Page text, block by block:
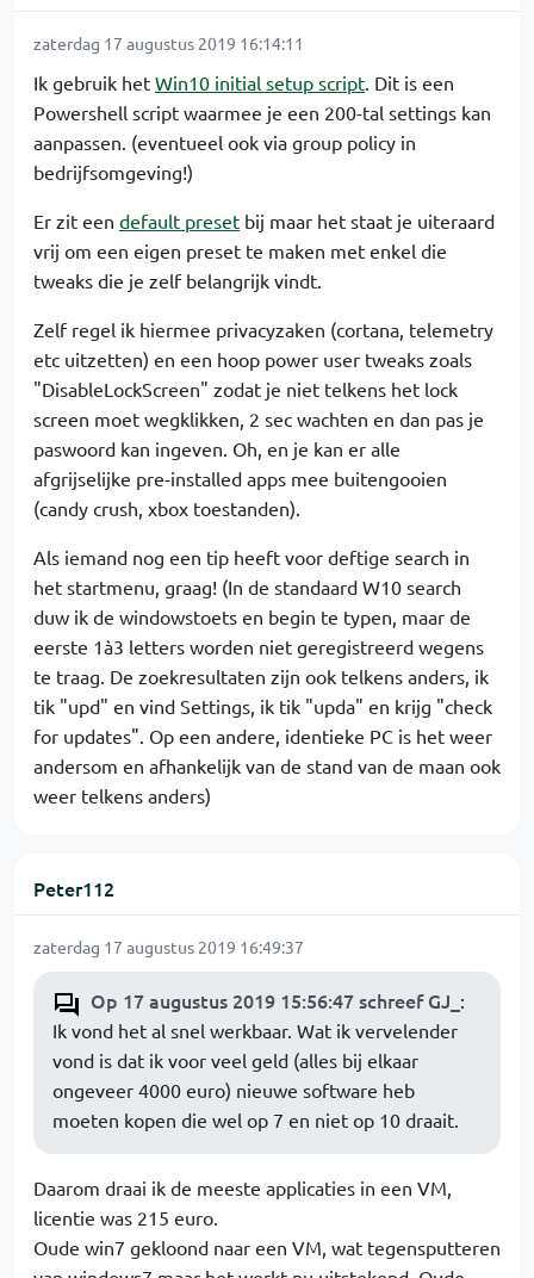
zaterdag 17 augustus 2019 16:14:11
Ik gebruik het Win10 initial setup script. Dit is een
Powershell script waarmee je een 200-tal settings kan
aanpassen. (eventueel ook via group policy in
bedrijfsomgeving!)
Er zit een default preset bij maar het staat je uiteraard
vrij om een eigen preset te maken met enkel die
tweaks die je zelf belangrijk vindt.
Zelf regel ik hiermee privacyzaken (cortana, telemetry
etc uitzetten) en een hoop power user tweaks zoals
"DisableLockScreen" zodat je niet telkens het lock
screen moet wegklikken, 2 sec wachten en dan pas je
paswoord kan ingeven. Oh, en je kan er alle
afgrijselijke pre-installed apps mee buitengooien
(candy crush, xbox toestanden).
Als iemand nog een tip heeft voor deftige search in
het startmenu, graag! (In de standaard W10 search
duw ik de windowstoets en begin te typen, maar de
eerste 1à3 letters worden niet geregistreerd wegens
te traag. De zoekresultaten zijn ook telkens anders, ik
tik "upd" en vind Settings, ik tik "upda" en krijg "check
for updates". Op een andere, identieke PC is het weer
andersom en afhankelijk van de stand van de maan ook
weer telkens anders)
Peter112
zaterdag 17 augustus 2019 16:49:37
Op 17 augustus 2019 15:56:47 schreef GJ_ :
Ik vond het al snel werkbaar. Wat ik vervelender
vond is dat ik voor veel geld (alles bij elkaar
ongeveer 4000 euro) nieuwe software heb
moeten kopen die wel op 7 en niet op 10 draait.
Daarom draai ik de meeste applicaties in een VM,
licentie was 215 euro.
Oude win7 gekloond naar een VM, wat tegensputteren